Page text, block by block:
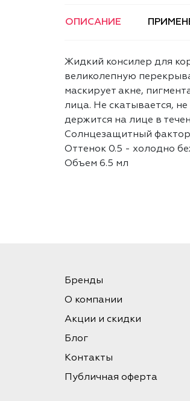
ОПИСАНИЕ
Жидкий консилер для
великолепную
маскирует акне,
лица. Не скатывается,
держится на лице в
Солнцезащитный фактор
Оттенок 0.5 - холодно
Объем 6.5 мл
Бренды
О компании
Акции и скидки
Блог
Контакты
Публичная оферта